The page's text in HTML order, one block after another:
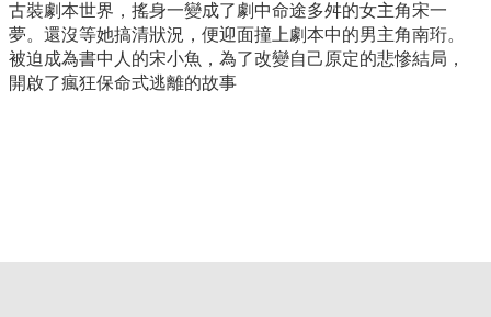
古裝劇本世界，搖身一變成了劇中命途多舛的女主角宋一
夢。還沒等她搞清狀況，便迎面撞上劇本中的男主角南珩。
被迫成為書中人的宋小魚，為了改變自己原定的悲慘結局，
開啟了瘋狂保命式逃離的故事